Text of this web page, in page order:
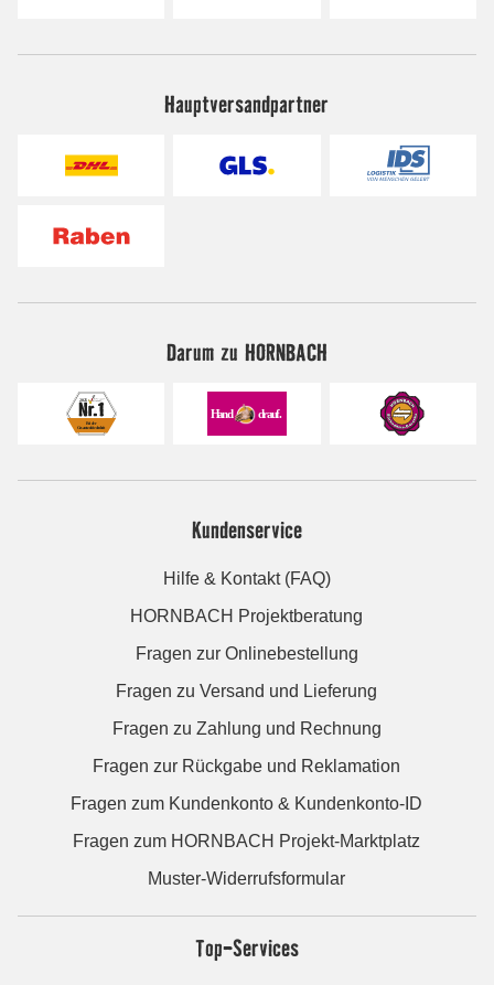
Hauptversandpartner
Darum zu HORNBACH
Kundenservice
Hilfe & Kontakt (FAQ)
HORNBACH Projektberatung
Fragen zur Onlinebestellung
Fragen zu Versand und Lieferung
Fragen zu Zahlung und Rechnung
Fragen zur Rückgabe und Reklamation
Fragen zum Kundenkonto & Kundenkonto-ID
Fragen zum HORNBACH Projekt-Marktplatz
Muster-Widerrufsformular
Top-Services